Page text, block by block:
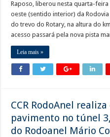
Raposo, liberou nesta quarta-
oeste (sentido interior) da
do trevo do Rotary, na altura do
acesso passará pela nova pista
Leia mais »
CCR RodoAnel
pavimento no túnel
do Rodoanel Mário